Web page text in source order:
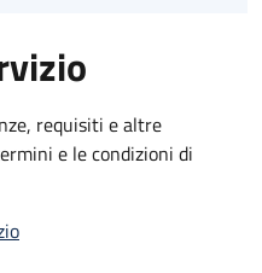
requisiti e altre
e le condizioni di